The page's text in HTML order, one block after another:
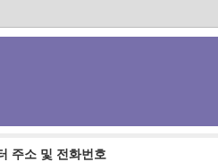
주소 및 전화번호